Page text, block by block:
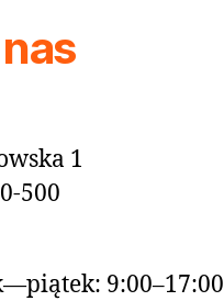
1
500
9:00–17:00